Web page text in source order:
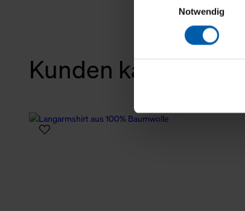
Für die Darstellung
sowie für Marketing-,
personenbezogene
Klicken Sie auf "Alle
verwenden dürfen.
erlauben möchten,
Notwendig
Kunden kauften